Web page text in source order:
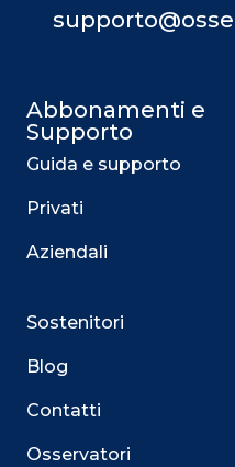
Abbonamenti e
Supporto
Guida e supporto
Privati
Aziendali
Sostenitori
Blog
Contatti
Osservatori